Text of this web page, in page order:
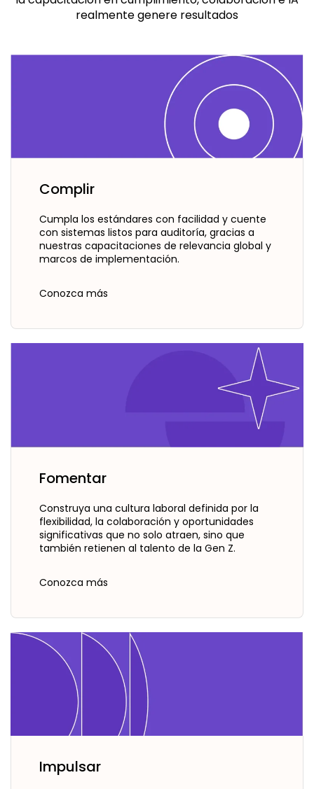
realmente genere resultados
Complir
Cumpla los estándares con facilidad y cuente
con sistemas listos para auditoría, gracias a
nuestras capacitaciones de relevancia global y
marcos de implementación.
Conozca más
Fomentar
Construya una cultura laboral definida por la
flexibilidad, la colaboración y oportunidades
significativas que no solo atraen, sino que
también retienen al talento de la Gen Z.
Conozca más
Impulsar